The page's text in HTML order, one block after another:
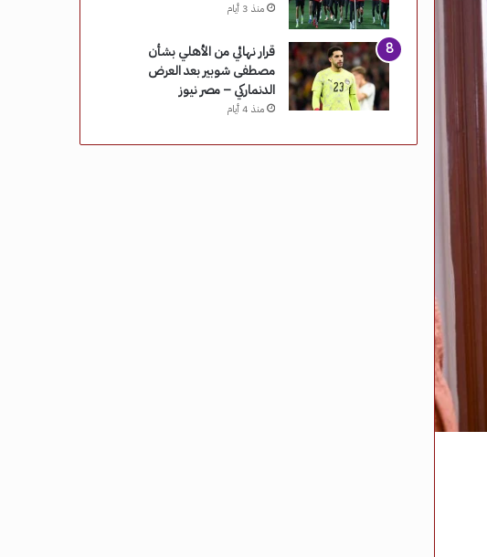
منذ 3 أيام
قرار نهائي من الأهلي بشأن
مصطفى شوبير بعد العرض
الدنماركي – مصر نيوز
منذ 4 أيام